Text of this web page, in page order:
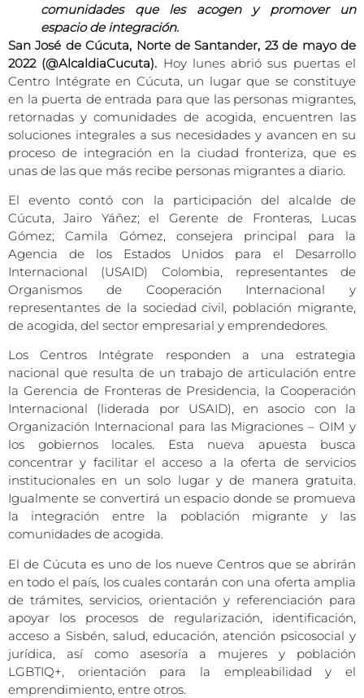
comunidades que les acogen y promover un
espacio de integración.
San José de Cúcuta, Norte de Santander, 23 de mayo de
2022 (@AlcaldiaCucuta). Hoy lunes abrió sus puertas el
Centro Intégrate en Cúcuta, un lugar que se constituye
en la puerta de entrada para que las personas migrantes,
retornadas y comunidades de acogida, encuentren las
soluciones integrales a sus necesidades y avancen en su
proceso de integración en la ciudad fronteriza, que es
unas de las que más recibe personas migrantes a diario.
El evento contó con la participación del alcalde de
Cúcuta, Jairo Yáñez; el Gerente de Fronteras, Lucas
Gómez; Camila Gómez, consejera principal para la
Agencia de los Estados Unidos para el Desarrollo
Internacional (USAID) Colombia, representantes de
Organismos de Cooperación Internacional y
representantes de la sociedad civil, población migrante,
de acogida, del sector empresarial y emprendedores.
Los Centros Intégrate responden a una estrategia
nacional que resulta de un trabajo de articulación entre
la Gerencia de Fronteras de Presidencia, la Cooperación
Internacional (liderada por USAID), en asocio con la
Organización Internacional para las Migraciones – OIM y
los gobiernos locales. Esta nueva apuesta busca
concentrar y facilitar el acceso a la oferta de servicios
institucionales en un solo lugar y de manera gratuita.
Igualmente se convertirá un espacio donde se promueva
la integración entre la población migrante y las
comunidades de acogida.
El de Cúcuta es uno de los nueve Centros que se abrirán
en todo el país, los cuales contarán con una oferta amplia
de trámites, servicios, orientación y referenciación para
apoyar los procesos de regularización, identificación,
acceso a Sisbén, salud, educación, atención psicosocial y
jurídica, así como asesoría a mujeres y población
LGBTIQ+, orientación para la empleabilidad y el
emprendimiento, entre otros.